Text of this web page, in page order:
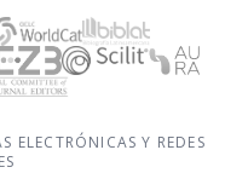
ELECTRÓNICAS Y REDES